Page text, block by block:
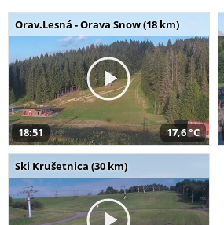
Orav.Lesná - Orava Snow (18 km)
18:51 17,6 °C
Ski Krušetnica (30 km)